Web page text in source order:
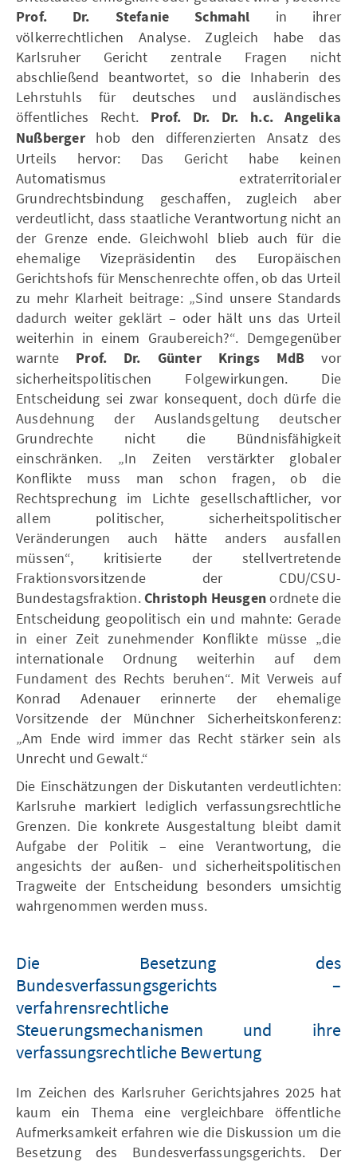
Prof. Dr. Stefanie Schmahl in ihrer
völkerrechtlichen Analyse. Zugleich habe das
Karlsruher Gericht zentrale Fragen nicht
abschließend beantwortet, so die Inhaberin des
Lehrstuhls für deutsches und ausländisches
öffentliches Recht. Prof. Dr. Dr. h.c. Angelika
Nußbergerhob den differenzierten Ansatz des
Urteils hervor: Das Gericht habe keinen
Automatismus extraterritorialer
Grundrechtsbindung geschaffen, zugleich aber
verdeutlicht, dass staatliche Verantwortung nicht an
der Grenze ende. Gleichwohl blieb auch für die
ehemalige Vizepräsidentin des Europäischen
Gerichtshofs für Menschenrechte offen, ob das Urteil
zu mehr Klarheit beitrage: „Sind unsere Standards
dadurch weiter geklärt – oder hält uns das Urteil
weiterhin in einem Graubereich?“. Demgegenüber
warnte Prof. Dr. Günter Krings MdB vor
sicherheitspolitischen Folgewirkungen. Die
Entscheidung sei zwar konsequent, doch dürfe die
Ausdehnung der Auslandsgeltung deutscher
Grundrechte nicht die Bündnisfähigkeit
einschränken. „In Zeiten verstärkter globaler
Konflikte muss man schon fragen, ob die
Rechtsprechung im Lichte gesellschaftlicher, vor
allem politischer, sicherheitspolitischer
Veränderungen auch hätte anders ausfallen
müssen“, kritisierte der stellvertretende
Fraktionsvorsitzende der CDU/CSU-
Bundestagsfraktion.Christoph Heusgenordnete die
Entscheidung geopolitisch ein und mahnte: Gerade
in einer Zeit zunehmender Konflikte müsse „die
internationale Ordnung weiterhin auf dem
Fundament des Rechts beruhen“. Mit Verweis auf
Konrad Adenauer erinnerte der ehemalige
Vorsitzende der Münchner Sicherheitskonferenz:
„Am Ende wird immer das Recht stärker sein als
Unrecht und Gewalt.“
Die Einschätzungen der Diskutanten verdeutlichten:
Karlsruhe markiert lediglich verfassungsrechtliche
Grenzen. Die konkrete Ausgestaltung bleibt damit
Aufgabe der Politik – eine Verantwortung, die
angesichts der außen- und sicherheitspolitischen
Tragweite der Entscheidung besonders umsichtig
wahrgenommen werden muss.
Die Besetzung des
Bundesverfassungsgerichts –
verfahrensrechtliche
Steuerungsmechanismen und ihre
verfassungsrechtliche Bewertung
Im Zeichen des Karlsruher Gerichtsjahres 2025 hat
kaum ein Thema eine vergleichbare öffentliche
Aufmerksamkeit erfahren wie die Diskussion um die
Besetzung des Bundesverfassungsgerichts. Der